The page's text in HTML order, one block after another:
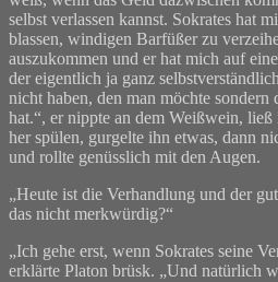
selbst verlassen kannst. Sokrates hat
blassen, windigen Barfüßer zu
auszukommen und er hat mich auf
der eigentlich ja ganz
nicht haben, den man möchte sondern
hat.“, er nippte an dem Weißwein,
her spülen, gurgelte ihn etwas, dann
und rollte genüsslich mit den Augen.
„Heute ist die Verhandlung und der
das nicht merkwürdig?“
„Ich gehe erst, wenn Sokrates seine
erklärte Platon brüsk. „Und natürlich